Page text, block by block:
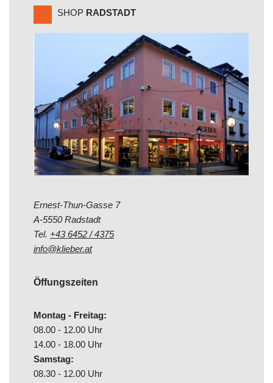
SHOP RADSTADT
Ernest-Thun-Gasse 7
A-5550 Radstadt
Tel. +43 6452 / 4375
info@klieber.at
Öffungszeiten
Montag - Freitag:
08.00 - 12.00 Uhr
14.00 - 18.00 Uhr
Samstag:
08.30 - 12.00 Uhr